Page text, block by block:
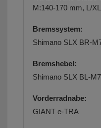
M:140-170 mm, L/
Bremssystem:
Shimano SLX BR-
Bremshebel:
Shimano SLX BL-
Vorderradnabe:
GIANT e-TRA